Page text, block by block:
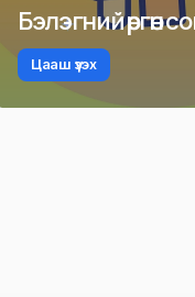
Бэлэгний өргөн
Цааш үзэх